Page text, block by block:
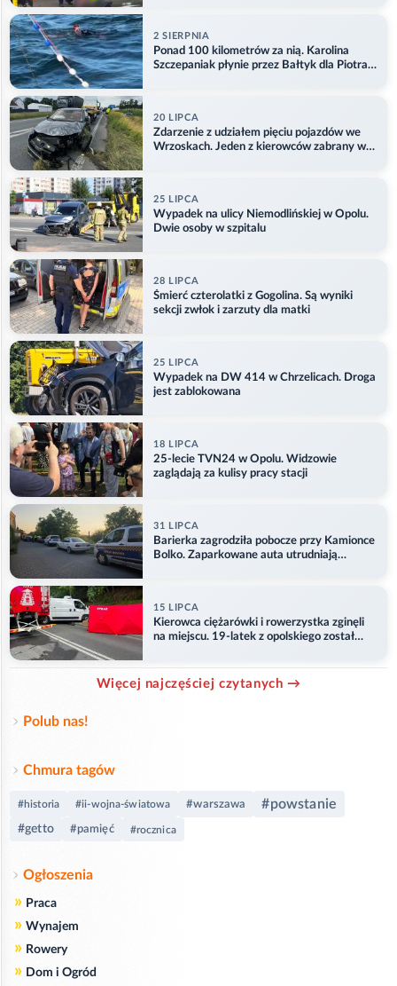
2 SIERPNIA
Ponad 100 kilometrów za nią. Karolina
Szczepaniak płynie przez Bałtyk dla Piotra.
20 LIPCA
Zdarzenie z udziałem pięciu pojazdów we
Wrzoskach. Jeden z kierowców zabrany w
25 LIPCA
Wypadek na ulicy Niemodlińskiej w Opolu.
Dwie osoby w szpitalu
28 LIPCA
Śmierć czterolatki z Gogolina. Są wyniki
sekcji zwłok i zarzuty dla matki
25 LIPCA
Wypadek na DW 414 w Chrzelicach. Droga
jest zablokowana
18 LIPCA
25-lecie TVN24 w Opolu. Widzowie
zaglądają za kulisy pracy stacji
31 LIPCA
Barierka zagrodziła pobocze przy Kamionce
Bolko. Zaparkowane auta utrudniają
15 LIPCA
Kierowca ciężarówki i rowerzystka zginęli
na miejscu. 19-latek z opolskiego został
Więcej najczęściej czytanych →
Polub nas!
Chmura tagów
#historia #ii-wojna-światowa #warszawa #powstanie
#getto #pamięć #rocznica
Ogłoszenia
» Praca
» Wynajem
» Rowery
» Dom i Ogród